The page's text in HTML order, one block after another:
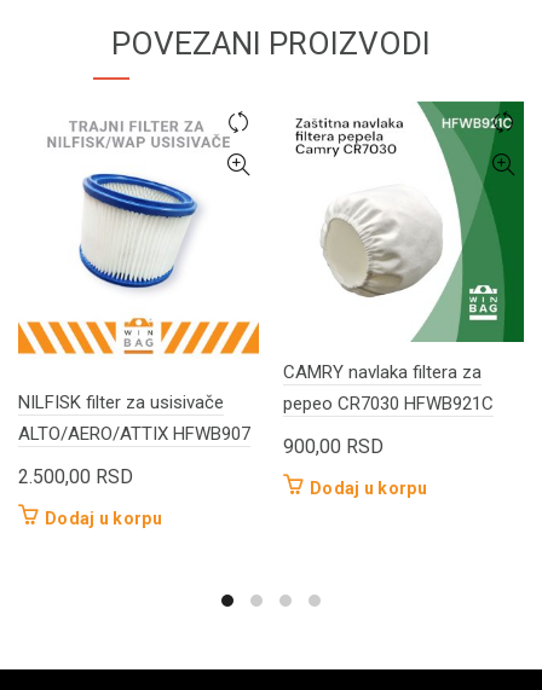
POVEZANI PROIZVODI
NILFISK filter za usisivače
ALTO/AERO/ATTIX HFWB907
2.500,00 RSD
Dodaj u korpu
CAMRY navlaka filtera za
pepeo CR7030 HFWB921C
900,00 RSD
Dodaj u korpu